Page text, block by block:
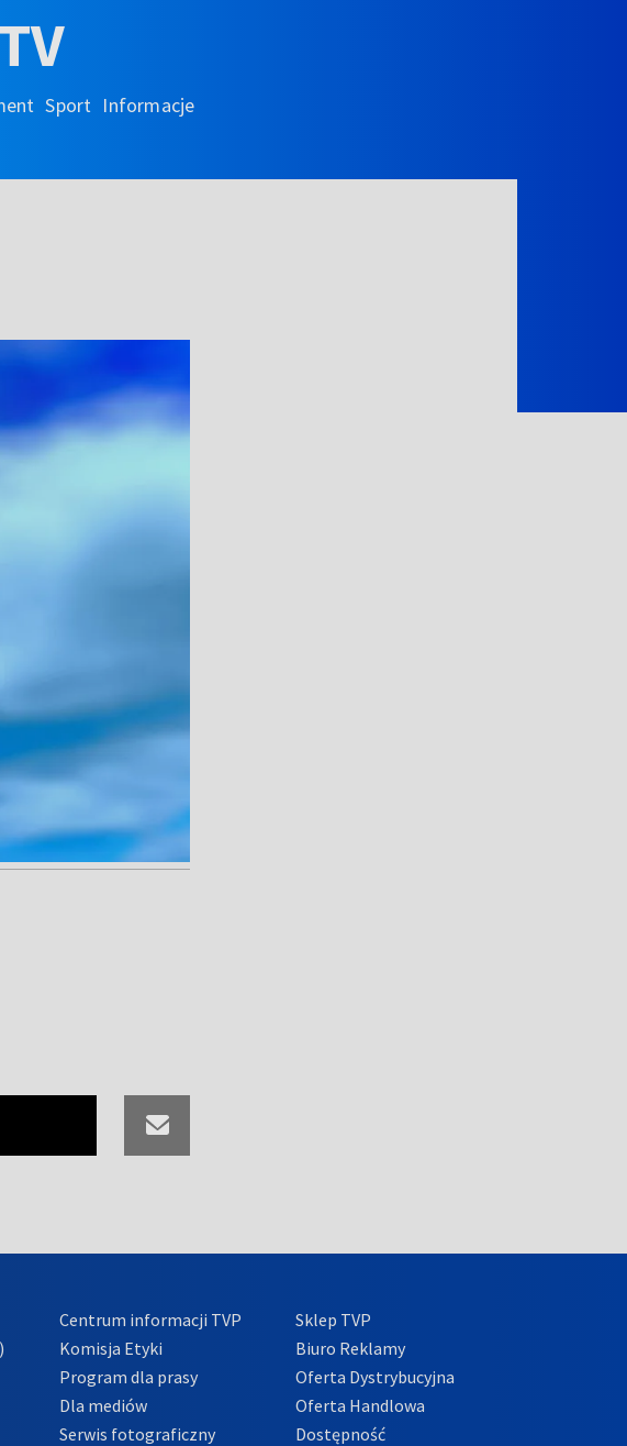
Sport Informacje
Centrum informacji TVP
Komisja Etyki
Program dla prasy
Dla mediów
Serwis fotograficzny
Sklep TVP
Biuro Reklamy
Oferta Dystrybucyjna
Oferta Handlowa
Dostępność